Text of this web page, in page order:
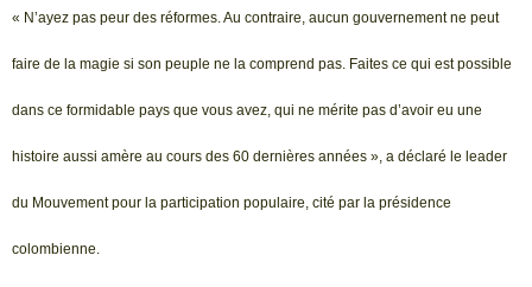
« N’ayez pas peur des réformes. Au contraire, aucun gouvernement ne peut
faire de la magie si son peuple ne la comprend pas. Faites ce qui est possible
dans ce formidable pays que vous avez, qui ne mérite pas d’avoir eu une
histoire aussi amère au cours des 60 dernières années », a déclaré le leader
du Mouvement pour la participation populaire, cité par la présidence
colombienne.